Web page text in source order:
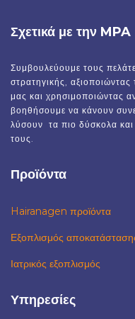
Σχετικά με την MPA
Συμβουλεύουμε τους
στρατηγικής, αξιοποιώντας
μας και χρησιμοποιώντας
βοηθήσουμε να κάνουν
λύσουν τα πιο δύσκολα και
τους.
Προϊόντα
Hairanagen προϊόντα
Εξοπλισμός
Ιατρικός εξοπλισμός
Υπηρεσίες